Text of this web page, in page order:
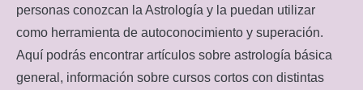
personas conozcan la Astrología y la puedan utilizar
como herramienta de autoconocimiento y superación.
Aquí podrás encontrar artículos sobre astrología básica
general, información sobre cursos cortos con distintas